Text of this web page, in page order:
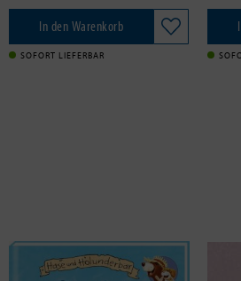
In den Warenkorb
SOFORT LIEFERBAR